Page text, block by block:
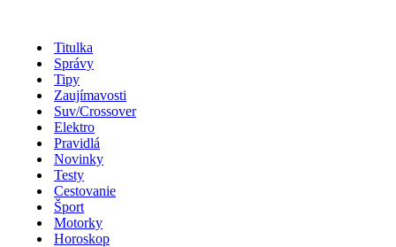
Titulka
Správy
Tipy
Zaujímavosti
Suv/Crossover
Elektro
Pravidlá
Novinky
Testy
Cestovanie
Šport
Motorky
Horoskop